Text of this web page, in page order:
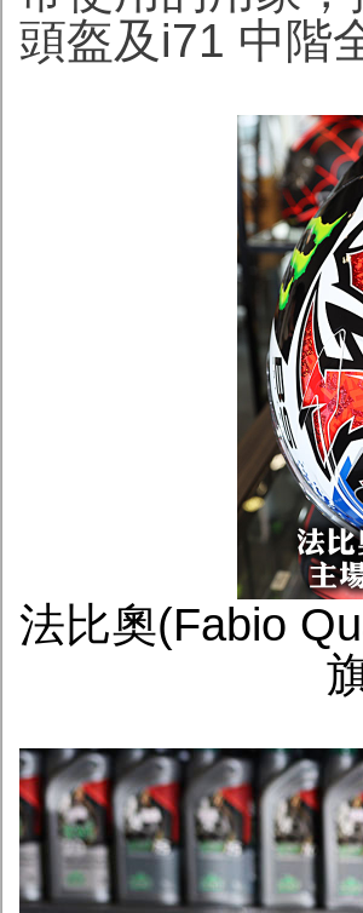
頭盔及i71 中階
法比奧(Fabio